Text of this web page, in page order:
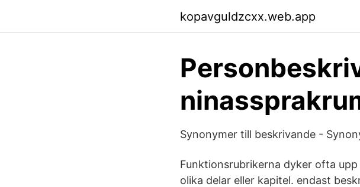
kopavguldzcxx.web.app
Synonymer till beskrivande -
Funktionsrubrikerna dyker ofta
olika delar eller kapitel. endast